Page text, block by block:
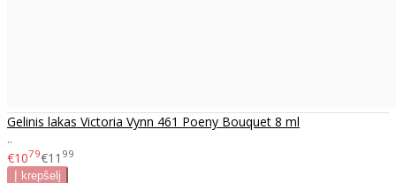
Gelinis lakas Victoria Vynn 461 Poeny Bouquet 8 ml
..
€1079€11 99